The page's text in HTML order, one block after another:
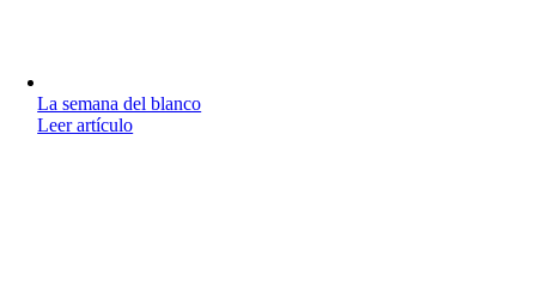
La semana del blanco
Leer artículo